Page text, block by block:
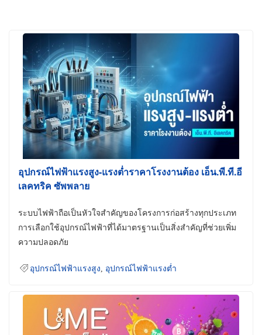
อุปกรณ์ไฟฟ้าแรงสูง-แรงต่ำราคาโรงงานต้อง เอ็น.พี.ที.อี
เลคทริค ซัพพลาย
ระบบไฟฟ้าถือเป็นหัวใจสำคัญของโครงการก่อสร้างทุกประเภท
การเลือกใช้อุปกรณ์ไฟฟ้าที่ได้มาตรฐานเป็นสิ่งสำคัญที่ช่วยเพิ่ม
ความปลอดภัย
อุปกรณ์ไฟฟ้าแรงสูง อุปกรณ์ไฟฟ้าแรงต่ำ